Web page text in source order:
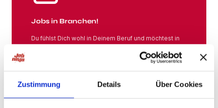
Zustimmung Details Über Cookies
Jobs in Branchen!
Du fühlst Dich wohl in Deinem Beruf und möchtest in
Mehr